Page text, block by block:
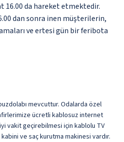
16.00 da hareket etmektedir.
dan sonra inen müşterilerin,
ve ertesi gün bir feribota
mevcuttur. Odalarda özel
ücretli kablosuz internet
vakit geçirebilmesi için kablolu TV
ve saç kurutma makinesi vardır.